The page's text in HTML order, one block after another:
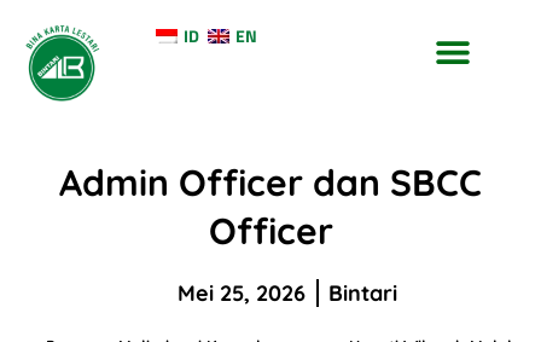
ID EN
Admin Officer dan SBCC
Officer
Mei 25, 2026 Bintari